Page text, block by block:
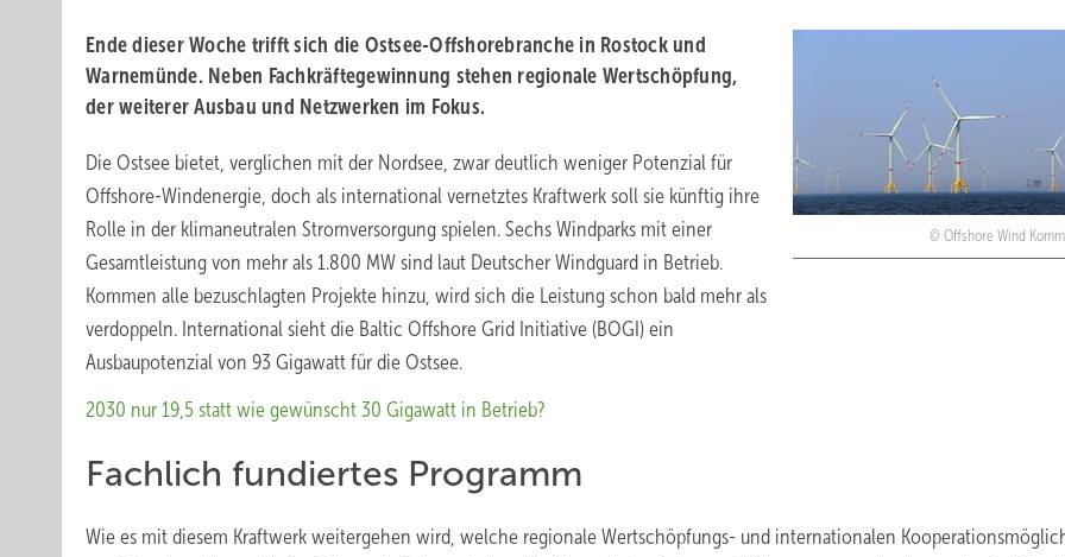
Offshore Wind
Ende dieser Woche trifft sich die Ostsee-Offshorebranche in Rostock und
Warnemünde. Neben Fachkräftegewinnung stehen regionale Wertschöpfung,
der weiterer Ausbau und Netzwerken im Fokus.
Die Ostsee bietet, verglichen mit der Nordsee, zwar deutlich weniger Potenzial für
Offshore-Windenergie, doch als international vernetztes Kraftwerk soll sie künftig ihre
Rolle in der klimaneutralen Stromversorgung spielen. Sechs Windparks mit einer
Gesamtleistung von mehr als 1.800 MW sind laut Deutscher Windguard in Betrieb.
Kommen alle bezuschlagten Projekte hinzu, wird sich die Leistung schon bald mehr als
verdoppeln. International sieht die Baltic Offshore Grid Initiative (BOGI) ein
Ausbaupotenzial von 93 Gigawatt für die Ostsee.
2030 nur 19,5 statt wie gewünscht 30 Gigawatt in Betrieb?
Fachlich fundiertes Programm
Wie es mit diesem Kraftwerk weitergehen wird, welche regionale Wertschöpfungs- und internationalen